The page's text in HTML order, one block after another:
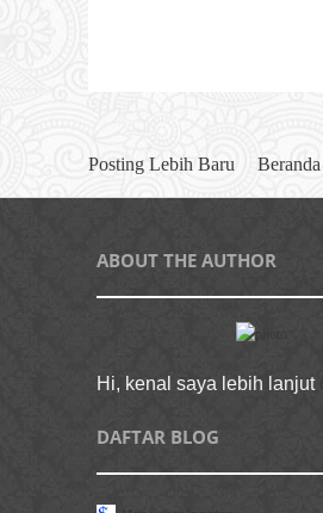
Posting Lebih Baru Beranda
ABOUT THE AUTHOR
Hi, kenal saya lebih lanjut
DAFTAR BLOG